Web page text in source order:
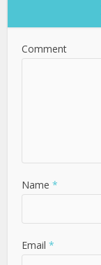
Comment
Name *
Email *